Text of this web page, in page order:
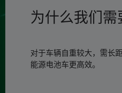
为什么我们需
对于车辆自重较大，需长
能源电池车更高效。